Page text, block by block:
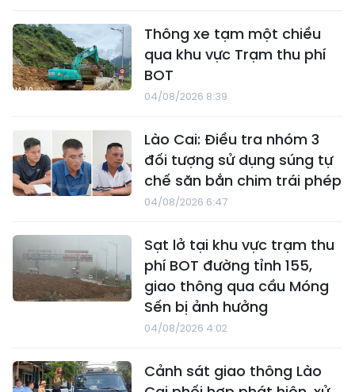
Thông xe tạm một chiều
qua khu vực Trạm thu phí
BOT
04/08/2026 8:39
Lào Cai: Điều tra nhóm 3
đối tượng sử dụng súng tự
chế săn bắn chim trái phép
04/08/2026 6:47
Sạt lở tại khu vực trạm thu
phí BOT đường tỉnh 155,
giao thông qua cầu Móng
Sến bị ảnh hưởng
04/08/2026 4:02
Cảnh sát giao thông Lào